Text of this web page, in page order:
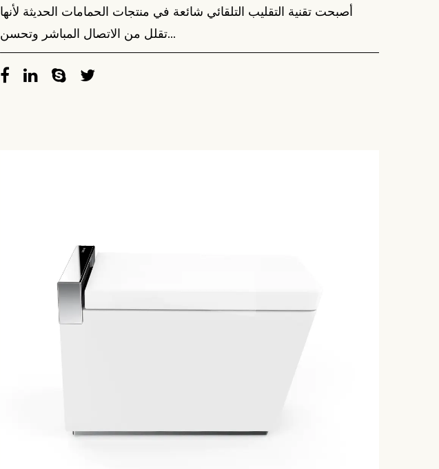
أصبحت تقنية التقليب التلقائي شائعة في منتجات الحمامات الحديثة لأنها
تقلل من الاتصال المباشر وتحسن...